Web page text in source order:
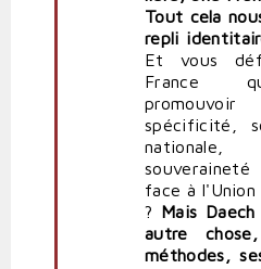
Tout cela
repli
Et vous
France
spécificité,
face à l'Union
? Mais
autre
méthodes,